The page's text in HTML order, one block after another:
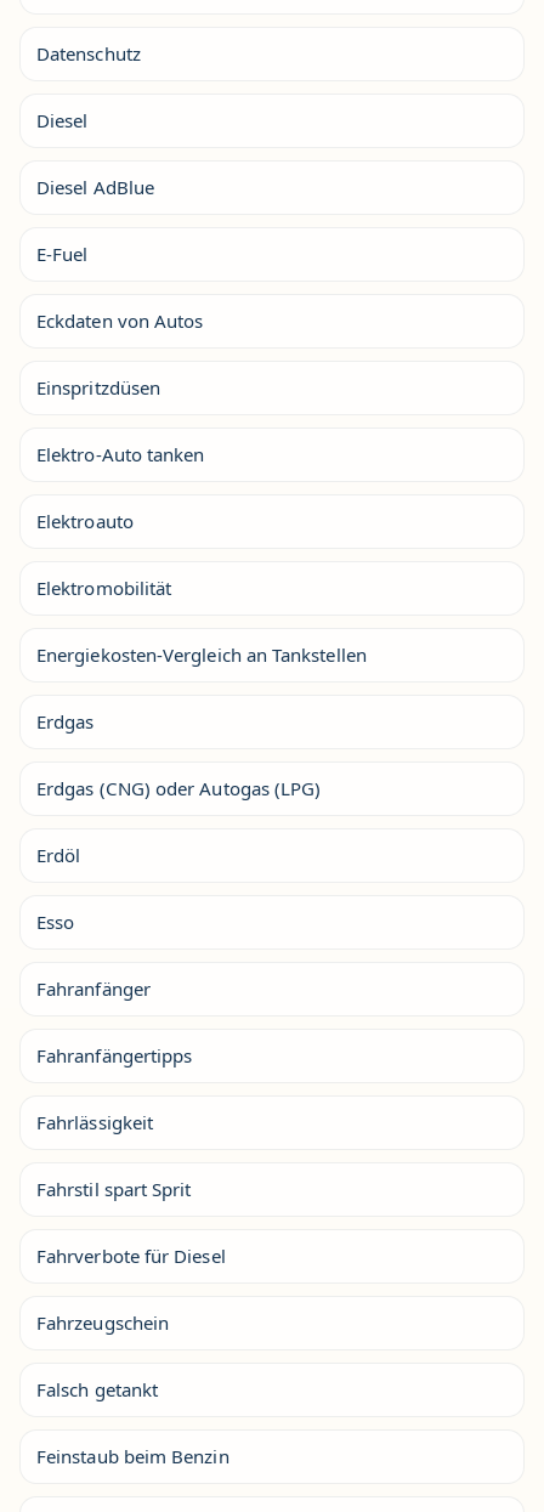
Datenschutz
Diesel
Diesel AdBlue
E-Fuel
Eckdaten von Autos
Einspritzdüsen
Elektro-Auto tanken
Elektroauto
Elektromobilität
Energiekosten-Vergleich an Tankstellen
Erdgas
Erdgas (CNG) oder Autogas (LPG)
Erdöl
Esso
Fahranfänger
Fahranfängertipps
Fahrlässigkeit
Fahrstil spart Sprit
Fahrverbote für Diesel
Fahrzeugschein
Falsch getankt
Feinstaub beim Benzin